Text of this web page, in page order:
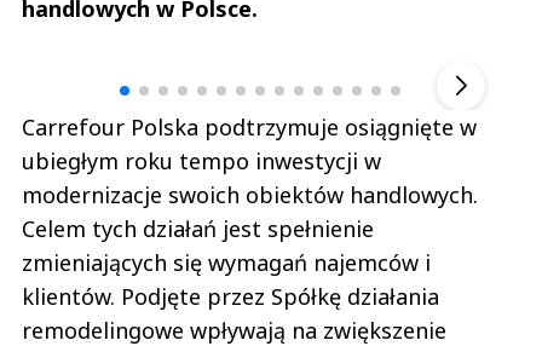
handlowych w Polsce.
Carrefour Polska podtrzymuje osiągnięte w
ubiegłym roku tempo inwestycji w
modernizacje swoich obiektów handlowych.
Celem tych działań jest spełnienie
zmieniających się wymagań najemców i
klientów. Podjęte przez Spółkę działania
remodelingowe wpływają na zwiększenie